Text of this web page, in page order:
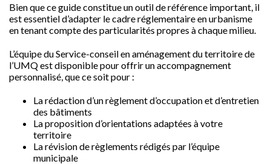
Bien que ce guide constitue un outil de référence important, il
est essentiel d’adapter le cadre réglementaire en urbanisme
en tenant compte des particularités propres à chaque milieu.
L’équipe du Service-conseil en aménagement du territoire de
l’UMQ est disponible pour offrir un accompagnement
personnalisé, que ce soit pour :
La rédaction d’un règlement d’occupation et d’entretien
des bâtiments
La proposition d’orientations adaptées à votre
territoire
La révision de règlements rédigés par l’équipe
municipale